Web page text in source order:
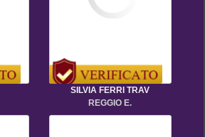
SILVIA FERRI TRAV
REGGIO E.